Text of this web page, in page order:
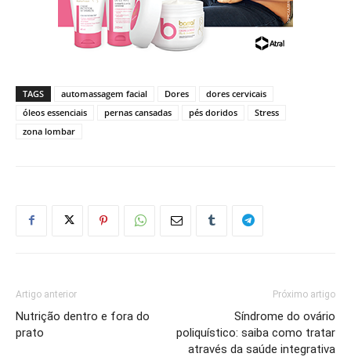
TAGS automassagem facial Dores
dores cervicais
óleos essenciais
pernas cansadas pés doridos
Stress
zona lombar
Artigo anterior
Nutrição dentro e fora do
prato
Próximo artigo
Síndrome do ovário
poliquístico: saiba como tratar
através da saúde integrativa